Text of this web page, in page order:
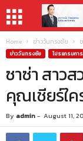
Home ข่าววันทรงชัย
ข่าววันทรงชัย โปรแกรมกา
ซาซ่า สาว
คุณเชียร์ใค
By admin- August 11,